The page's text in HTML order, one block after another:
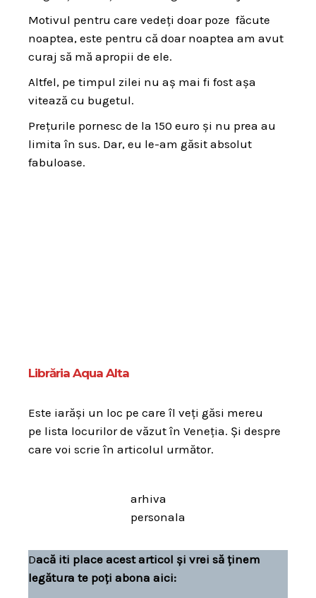
Motivul pentru care vedeți doar poze făcute
noaptea, este pentru că doar noaptea am avut
curaj să mă apropii de ele.
Altfel, pe timpul zilei nu aș mai fi fost așa
vitează cu bugetul.
Prețurile pornesc de la 150 euro și nu prea au
limita în sus. Dar, eu le-am găsit absolut
fabuloase.
Librăria Aqua Alta
Este iarăși un loc pe care îl veți găsi mereu
pe lista locurilor de văzut în Veneția. Și despre
care voi scrie în articolul următor.
arhiva
personala
Dacă iti place acest articol și vrei să ținem
legătura te poți abona aici: